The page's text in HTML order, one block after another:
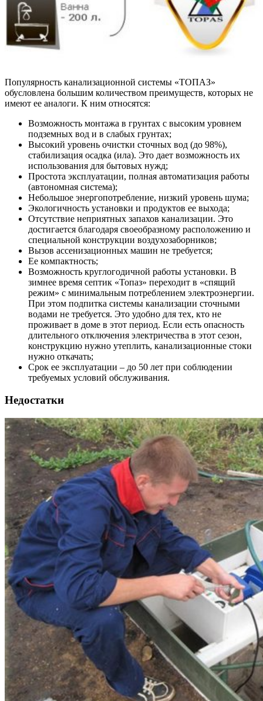
Популярность канализационной системы «ТОПАЗ»
обусловлена большим количеством преимуществ, которых не
имеют ее аналоги. К ним относятся:
Возможность монтажа в грунтах с высоким уровнем
подземных вод и в слабых грунтах;
Высокий уровень очистки сточных вод (до 98%),
стабилизация осадка (ила). Это дает возможность их
использования для бытовых нужд;
Простота эксплуатации, полная автоматизация работы
(автономная система);
Небольшое энергопотребление, низкий уровень шума;
Экологичность установки и продуктов ее выхода;
Отсутствие неприятных запахов канализации. Это
достигается благодаря своеобразному расположению и
специальной конструкции воздухозаборников;
Вызов ассенизационных машин не требуется;
Ее компактность;
Возможность круглогодичной работы установки. В
зимнее время септик «Топаз» переходит в «спящий
режим» с минимальным потреблением электроэнергии.
При этом подпитка системы канализации сточными
водами не требуется. Это удобно для тех, кто не
проживает в доме в этот период. Если есть опасность
длительного отключения электричества в этот сезон,
конструкцию нужно утеплить, канализационные стоки
нужно откачать;
Срок ее эксплуатации – до 50 лет при соблюдении
требуемых условий обслуживания.
Недостатки